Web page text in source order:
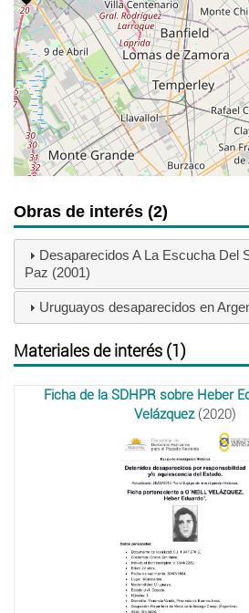
Obras de interés (2)
Desaparecidos A La Escucha Del
Paz (2001)
Uruguayos desaparecidos en
Materiales de interés (1)
Ficha de la SDHPR sobre Heber
Velázquez(2020)